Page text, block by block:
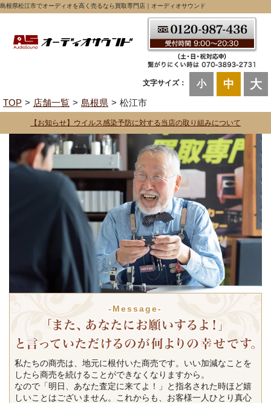
島根県松江市でオーディオを高く売るなら買取専門店｜オーディオサウンド
文字サイズ： 小 中 大
TOP 店舗一覧 島根県 松江市
【お知らせ】ウイルス感染予防に対する当店の取り組みについて
-Message-
私たちの商売は、地元に根付いた商売です。いい加減なことを
したら商売を続けることができなくなりますから。
なので「明日、あなた査定に来てよ！」と指名された時ほど嬉
しいことはございません。これからも、お客様一人ひとり真心